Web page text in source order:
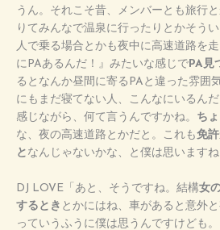
うん。それこそ昔、メンバーとも旅行
りてみんなで温泉に行ったりとかそう
人で乗る場合とかも夜中に高速道路を
にPAあるんだ！』みたいな感じで PA見
るとなんか昼間に寄るPAと違った雰囲
にもまだ寝てない人、こんなにいるん
感じながら、何て言うんですかね。 ち
な、夜の高速道路とかだと。これも免
と なんじゃないかな、と僕は思いますね
DJ LOVE「あと、そうですね。結構女
するとき とかにはね、車があると意外
っていうふうに僕は思うんですけども